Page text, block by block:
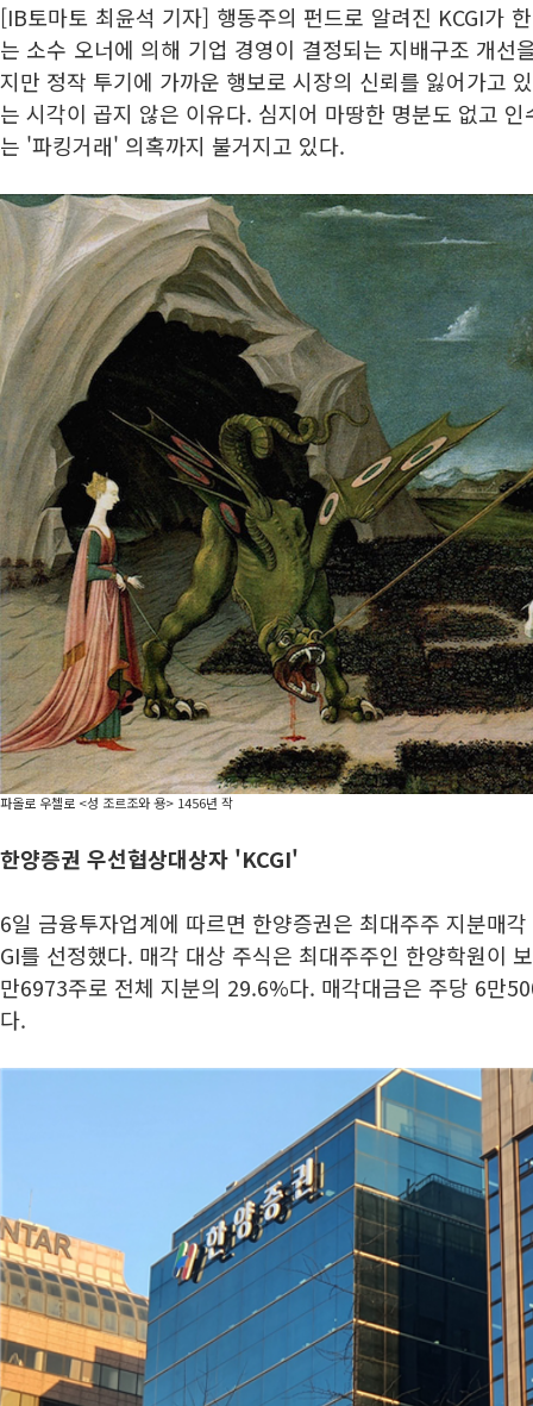
[IB토마토 최윤석 기자] 행동주의 펀드로 알려진 KCGI가
는 소수 오너에 의해 기업 경영이 결정되는 지배구조 개선
지만 정작 투기에 가까운 행보로 시장의 신뢰를 잃어가고
는 시각이 곱지 않은 이유다. 심지어 마땅한 명분도 없고
는 '파킹거래' 의혹까지 불거지고 있다.
파올로 우첼로 <성 조르조와 용> 1456년 작
한양증권 우선협상대상자 'KCGI'
6일 금융투자업계에 따르면 한양증권은 최대주주 지분매
GI를 선정했다. 매각 대상 주식은 최대주주인 한양학원이
만6973주로 전체 지분의 29.6%다. 매각대금은 주당 6만
다.